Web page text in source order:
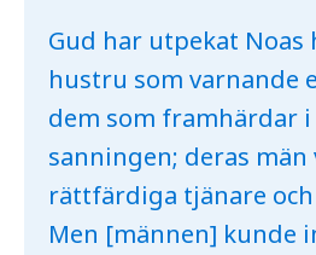
Gud har utpekat Noas
hustru som varnande
dem som framhärdar
sanningen; deras män
rättfärdiga tjänare och
Men [männen] kunde